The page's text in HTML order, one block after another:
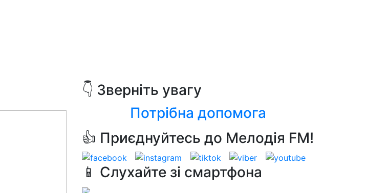
👇 Зверніть увагу
Потрібна допомога
👍 Приєднуйтесь до Мелодія FM!
📱 Слухайте зі смартфона